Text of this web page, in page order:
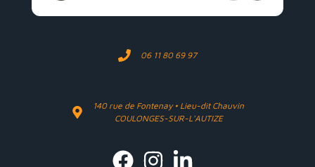
06 11 80 69 97
140 rue de Fontenay • Lieu-dit Chauvin
COULONGES-SUR-L'AUTIZE